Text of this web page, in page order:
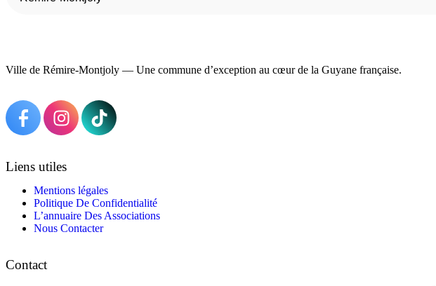
Ville de Rémire-Montjoly — Une commune d’exception au cœur de la Guyane française.
Liens utiles
Mentions légales
Politique De Confidentialité
L’annuaire Des Associations
Nous Contacter
Contact